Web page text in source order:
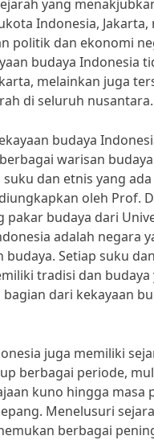
yang
Indonesia, Jakarta,
politik dan ekonomi
budaya Indonesia
melainkan juga
di seluruh nusantara.
budaya
warisan
dan etnis yang
oleh Prof.
pakar budaya dari
adalah negara
budaya. Setiap suku
tradisi dan budaya
dari kekayaan
juga memiliki
berbagai periode,
kuno hingga masa
Menelusuri
berbagai